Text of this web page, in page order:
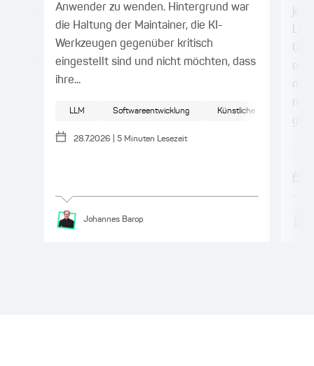
Anwender zu wenden. Hintergrund war
die Haltung der Maintainer, die KI-
Werkzeugen gegenüber kritisch
eingestellt sind und nicht möchten, dass
ihre...
LLM Softwareentwicklung Künstliche Intelligenz
28.7.2026 5 Minuten Lesezeit
Johannes Barop